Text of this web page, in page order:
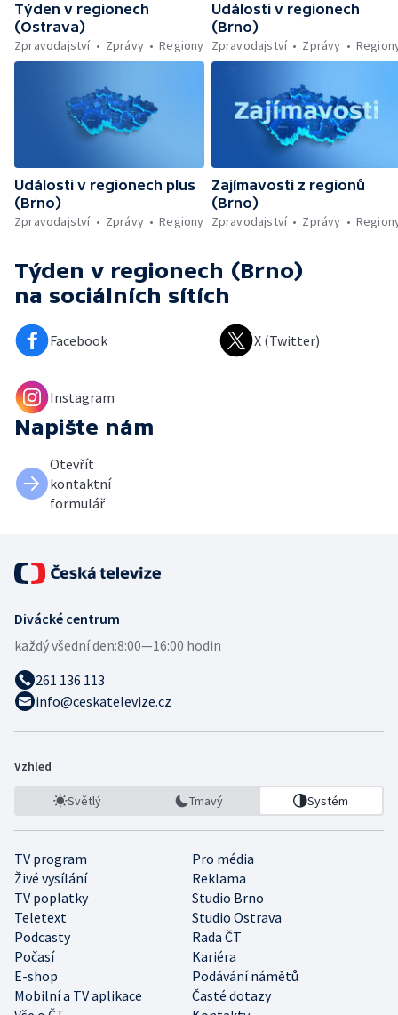
Týden v regionech
(Ostrava)
Zpravodajství
Zprávy Regiony
Události v regionech
(Brno)
Zpravodajství
Zprávy
Události v regionech plus
(Brno)
Zpravodajství
Zprávy Regiony
Zajímavosti z regionů
(Brno)
Zpravodajství
Zprávy
Týden v regionech (Brno)
na sociálních sítích
Facebook X (Twitter)
Instagram
Napište nám
Otevřít
kontaktní
formulář
Divácké centrum
každý všední den:8:00—16:00 hodin
261 136 113
info@ceskatelevize.cz
Vzhled
Světlý Tmavý Systém
TV program
Pro média
Živé vysílání
Reklama
TV poplatky
Studio Brno
Teletext
Studio Ostrava
Podcasty
Rada ČT
Počasí
Kariéra
E-shop
Podávání námětů
Mobilní a TV aplikace
Časté dotazy